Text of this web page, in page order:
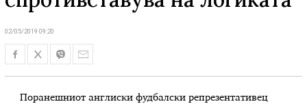
02/05/2019 09:20
Поранешниот англиски фудбалски репрезентативец